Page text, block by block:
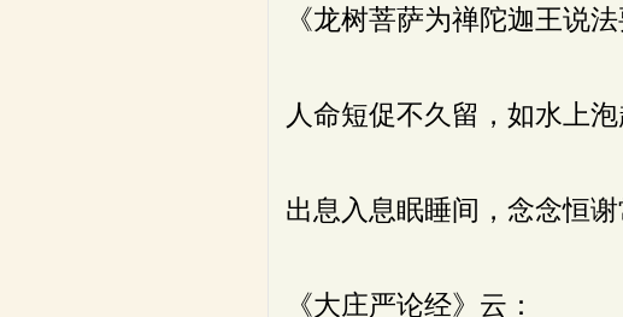
《龙树菩萨为禅陀迦王说法
人命短促不久留，如水上泡
出息入息眠睡间，念念恒谢
《大庄严论经》云：